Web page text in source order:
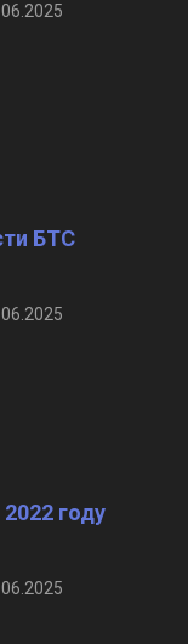
БТС
году